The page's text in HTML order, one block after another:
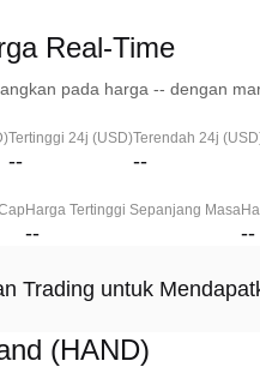
Real-Time
pada harga -- dengan
Tertinggi 24j (USD)
--
Terendah 24j
--
Harga Tertinggi Sepanjang Masa
-- --
Trading untuk
(HAND)